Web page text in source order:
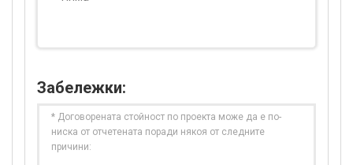
Забележки:
* Договорената стойност по проекта може да е по-
ниска от отчетената поради някоя от следните
причини: